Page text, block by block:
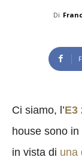
Di
Ci siamo, l’E3
house sono
in vista di una